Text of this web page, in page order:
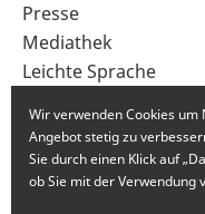
Presse
Mediathek
Leichte Sprache
Wir verwenden Cookies
Angebot stetig zu
Sie durch einen Klick auf
ob Sie mit der Verwendung